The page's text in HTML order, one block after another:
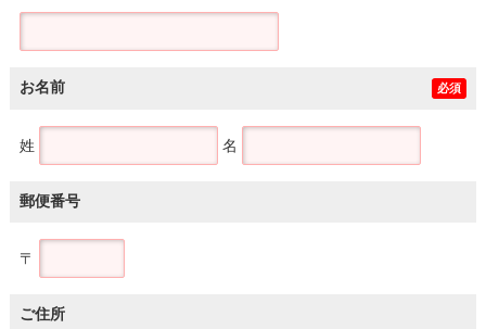
お名前 必須
姓 名
郵便番号
〒
ご住所